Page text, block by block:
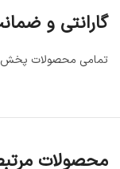
گارانتی و
تمامی محصولات
محصولات